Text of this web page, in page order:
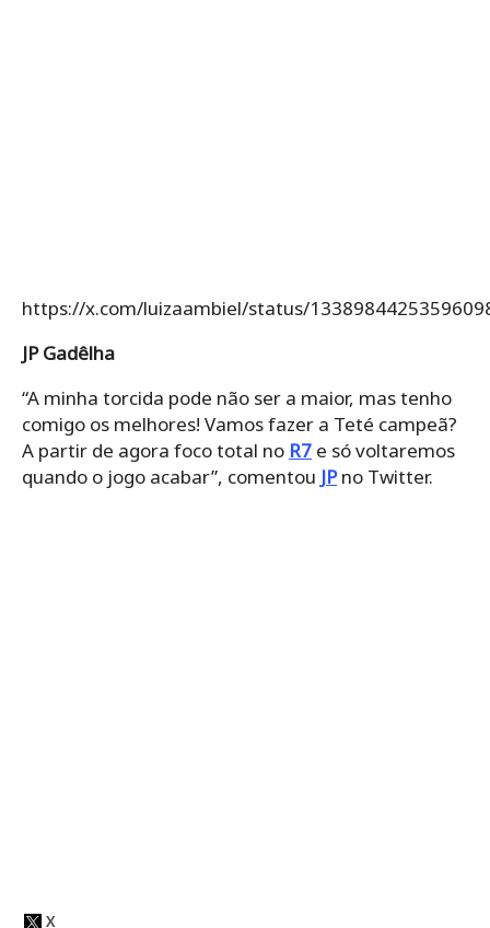
https://x.com/luizaambiel/status/
JP Gadêlha
“A minha torcida pode não ser a maior, mas tenho
comigo os melhores! Vamos fazer a Teté campeã?
A partir de agora foco total no R7 e só voltaremos
quando o jogo acabar”, comentou JPno Twitter.